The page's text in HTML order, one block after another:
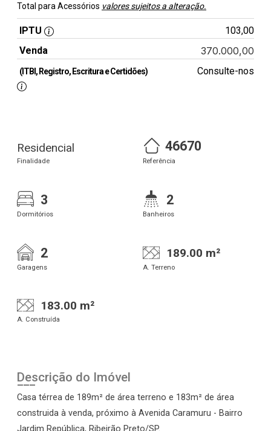
Total para Acessórios valores sujeitos a alteração.
IPTU
103,00
Venda
370.000,00
(ITBI, Registro, Escritura e Certidões) Consulte-nos
Residencial
Finalidade
46670
Referência
3
Dormitórios
2
Banheiros
2
Garagens
189.00 m²
A. Terreno
183.00 m²
A. Construída
Descrição do Imóvel
Casa térrea de 189m² de área terreno e 183m² de área
construida à venda, próximo à Avenida Caramuru - Bairro
Jardim República, Ribeirão Preto/SP.